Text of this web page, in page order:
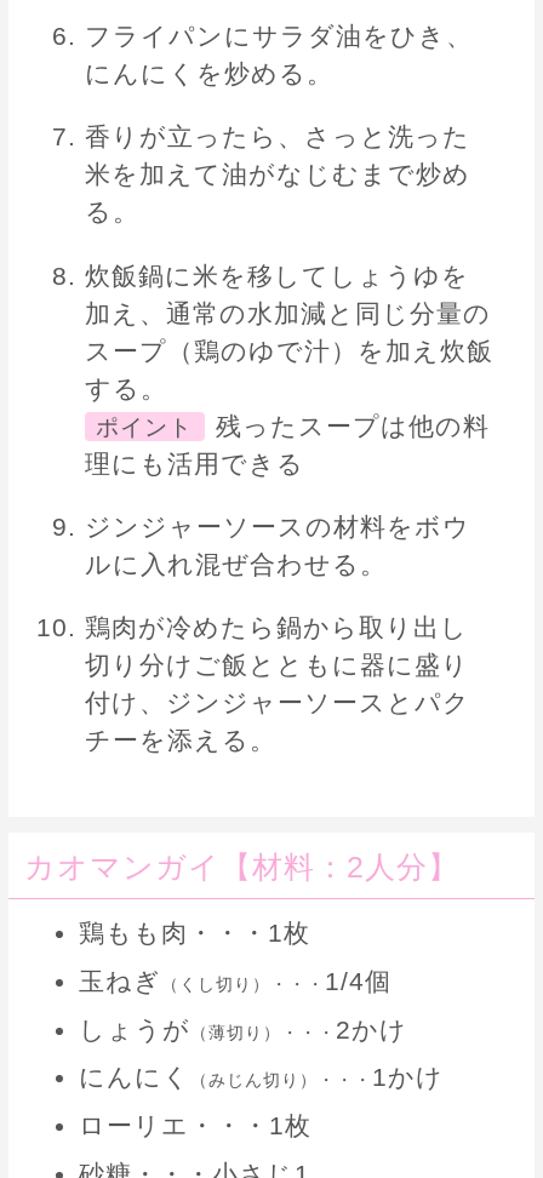
フライパンにサラダ油をひき、
にんにくを炒める。
香りが立ったら、さっと洗った
米を加えて油がなじむまで炒め
る。
炊飯鍋に米を移してしょうゆを
加え、通常の水加減と同じ分量の
スープ（鶏のゆで汁）を加え炊飯
する。
ポイント
残ったスープは他の料
理にも活用できる
ジンジャーソースの材料をボウ
ルに入れ混ぜ合わせる。
鶏肉が冷めたら鍋から取り出し
切り分けご飯とともに器に盛り
付け、ジンジャーソースとパク
チーを添える。
カオマンガイ【材料：2人分】
鶏もも肉・・・1枚
玉ねぎ
（くし切り）・・・ 1/4個
しょうが
（薄切り）・・・ 2かけ
にんにく
（みじん切り）・・・ 1かけ
ローリエ・・・1枚